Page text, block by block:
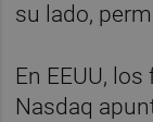
su lado,
En EEUU,
Nasdaq